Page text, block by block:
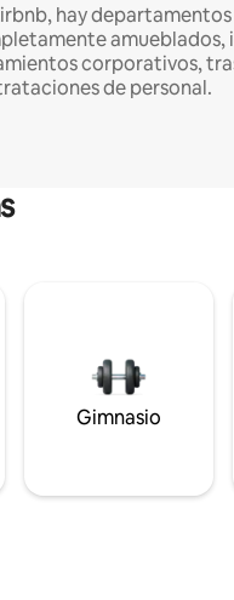
hay departamentos
amueblados,
corporativos,
de personal.
Gimnasio